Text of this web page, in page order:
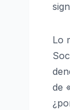
Lo
de